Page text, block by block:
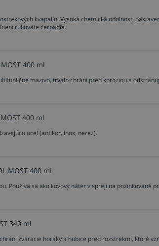
kvapalín. Vysoká chemická odolnosť,
rukoväte čerpadla.
400 ml
mazivo, trvalo chráni pred koróziou a
400 ml
oceľ (antikor, inox, nerez).
MOST 400 ml
Používa sa ako kovový náter v spreji na pozinkované
340 ml
zváracie horáky a hubice pred rozstrekmi, ktoré